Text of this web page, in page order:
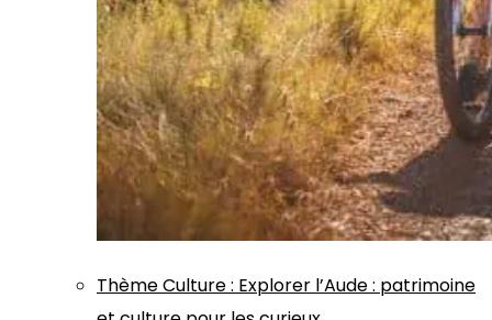
ThèmeCulture: Explorer l’Aude : patrimoine